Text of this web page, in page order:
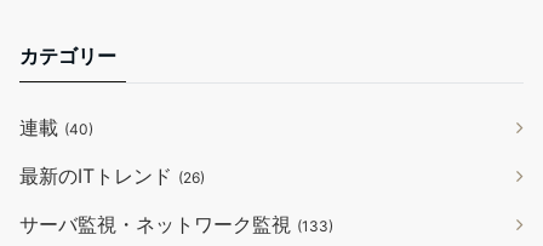
カテゴリー
連載 (40)
最新のITトレンド (26)
サーバ監視・ネットワーク監視 (133)